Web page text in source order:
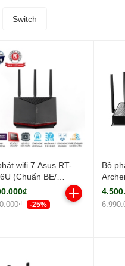
Switch
wifi 7 Asus RT-
(Chuẩn BE/
3 Ăng-ten
1 ăng-ten ngầm/
-25%
Bộ